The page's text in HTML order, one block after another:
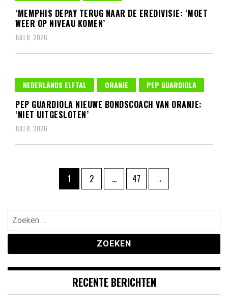
‘MEMPHIS DEPAY TERUG NAAR DE EREDIVISIE: ‘MOET
WEER OP NIVEAU KOMEN’
JULI 8, 2026
NEDERLANDS ELFTAL ORANJE PEP GUARDIOLA
PEP GUARDIOLA NIEUWE BONDSCOACH VAN ORANJE:
‘NIET UITGESLOTEN’
JULI 8, 2026
paginering
Pagina
1 Pagina
2 … Pagina
47 →
Zoeken
naar:
RECENTE BERICHTEN